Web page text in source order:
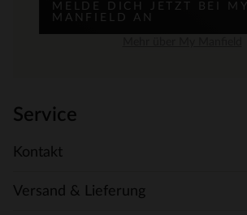
MELDE DICH JETZT BEI MY
MANFIELD AN
Service
Kontakt
Versand & Lieferung